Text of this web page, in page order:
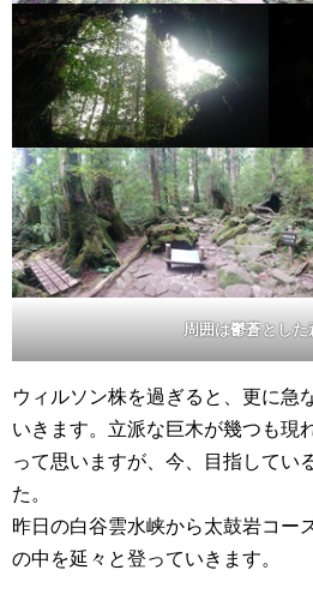
周囲は鬱蒼とした
ウィルソン株を過ぎると、更に急
いきます。立派な巨木が幾つも現
って思いますが、今、目指してい
た。
昨日の白谷雲水峡から太鼓岩コー
の中を延々と登っていきます。